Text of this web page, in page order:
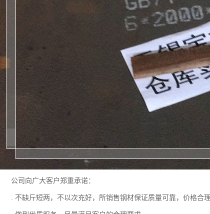
公司向广大客户郑重承诺：
. 不缺斤短两，不以次充好，所销售钢材保证质量可靠，价格合理